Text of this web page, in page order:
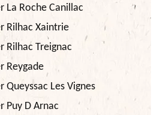
La Roche Canillac
Rilhac Xaintrie
Rilhac Treignac
Reygade
Les Vignes
Puy D Arnac